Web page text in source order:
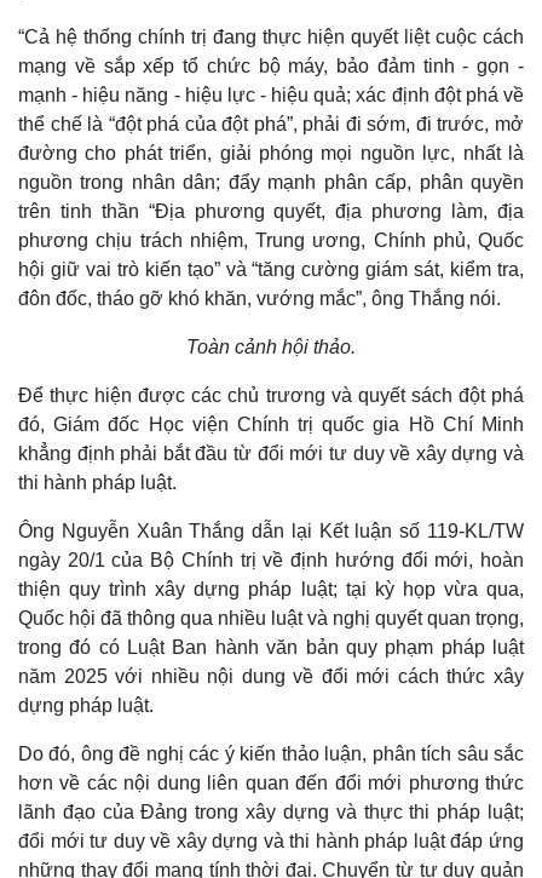
Thể thao
Bóng đá
Lịch thi đấu bóng đá
Thế giới thể thao
eSports
Hậu trường
Ô tô - Xe máy
Ô tô
Xe máy
Tư vấn
“Cả hệ thống chính trị đang thực hiện quyết liệt cuộc cách
mạng về sắp xếp tổ chức bộ máy, bảo đảm tinh - gọn -
mạnh - hiệu năng - hiệu lực - hiệu quả; xác định đột phá về
thể chế là “đột phá của đột phá”, phải đi sớm, đi trước, mở
đường cho phát triển, giải phóng mọi nguồn lực, nhất là
nguồn trong nhân dân; đẩy mạnh phân cấp, phân quyền
trên tinh thần “Địa phương quyết, địa phương làm, địa
phương chịu trách nhiệm, Trung ương, Chính phủ, Quốc
hội giữ vai trò kiến tạo” và “tăng cường giám sát, kiểm tra,
đôn đốc, tháo gỡ khó khăn, vướng mắc”, ông Thắng nói.
Toàn cảnh hội thảo.
Để thực hiện được các chủ trương và quyết sách đột phá
đó, Giám đốc Học viện Chính trị quốc gia Hồ Chí Minh
khẳng định phải bắt đầu từ đổi mới tư duy về xây dựng và
thi hành pháp luật.
Ông Nguyễn Xuân Thắng dẫn lại Kết luận số 119-KL/TW
ngày 20/1 của Bộ Chính trị về định hướng đổi mới, hoàn
thiện quy trình xây dựng pháp luật; tại kỳ họp vừa qua,
Quốc hội đã thông qua nhiều luật và nghị quyết quan trọng,
trong đó có Luật Ban hành văn bản quy phạm pháp luật
năm 2025 với nhiều nội dung về đổi mới cách thức xây
dựng pháp luật.
Do đó, ông đề nghị các ý kiến thảo luận, phân tích sâu sắc
hơn về các nội dung liên quan đến đổi mới phương thức
lãnh đạo của Đảng trong xây dựng và thực thi pháp luật;
đổi mới tư duy về xây dựng và thi hành pháp luật đáp ứng
những thay đổi mang tính thời đại. Chuyển từ tư duy quản